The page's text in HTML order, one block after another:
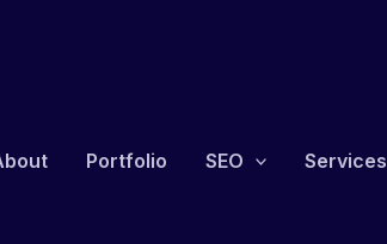
Portfolio SEO Services